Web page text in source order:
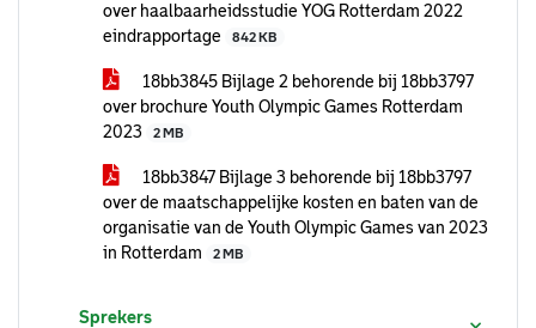
over haalbaarheidsstudie YOG Rotterdam 2022
eindrapportage
842 KB
18bb3845 Bijlage 2 behorende bij 18bb3797
over brochure Youth Olympic Games Rotterdam
2023
2 MB
18bb3847 Bijlage 3 behorende bij 18bb3797
over de maatschappelijke kosten en baten van de
organisatie van de Youth Olympic Games van 2023
in Rotterdam
2 MB
Sprekers